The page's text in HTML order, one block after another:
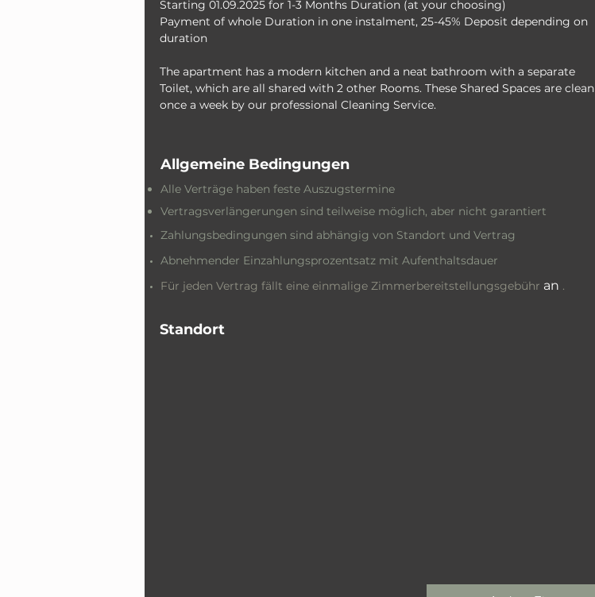
Starting 01.09.2025 for 1-3 Months Duration (at your choosing)
Payment of whole Duration in one instalment, 25-45% Deposit depending on
duration
The apartment has a modern kitchen and a neat bathroom with a separate
Toilet, which are all shared with 2 other Rooms. These Shared Spaces are clean
once a week by our professional Cleaning Service.
Allgemeine Bedingungen
Alle Verträge haben feste Auszugstermine
Vertragsverlängerungen sind teilweise möglich, aber nicht garantiert
Zahlungsbedingungen sind abhängig von Standort und Vertrag
Abnehmender Einzahlungsprozentsatz mit Aufenthaltsdauer
Für jeden Vertrag fällt eine einmalige Zimmerbereitstellungsgebühr an .
Standort